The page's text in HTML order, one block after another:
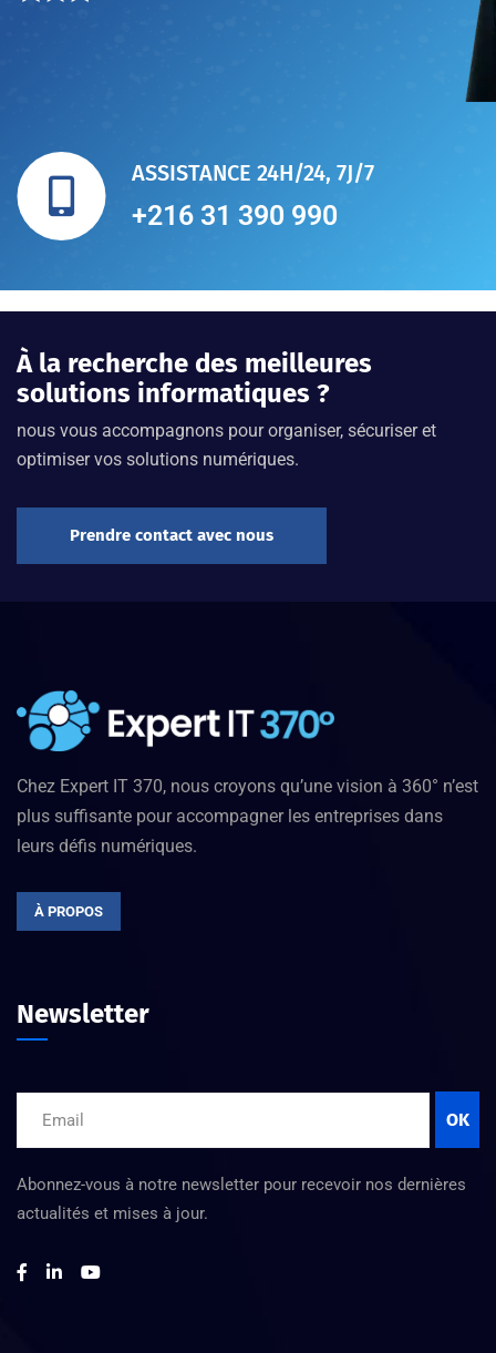
ASSISTANCE 24H/24, 7J/7
+216 31 390 990
À la recherche des meilleures
solutions informatiques ?
nous vous accompagnons pour organiser, sécuriser et
optimiser vos solutions numériques.
Prendre contact avec nous
Chez Expert IT 370, nous croyons qu’une vision à 360° n’est
plus suffisante pour accompagner les entreprises dans
leurs défis numériques.
À PROPOS
Newsletter
OK
Abonnez-vous à notre newsletter pour recevoir nos dernières
actualités et mises à jour.